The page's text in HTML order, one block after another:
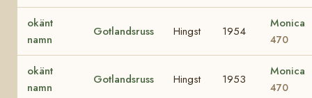
okänt
namn
Gotlandsruss Hingst 1954
Monica
470
okänt
namn
Gotlandsruss Hingst 1953
Monica
470